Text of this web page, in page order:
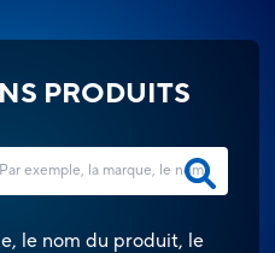
PRODUITS
le nom du produit, le